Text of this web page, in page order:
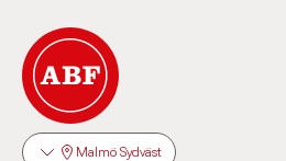
Malmö Sydväst